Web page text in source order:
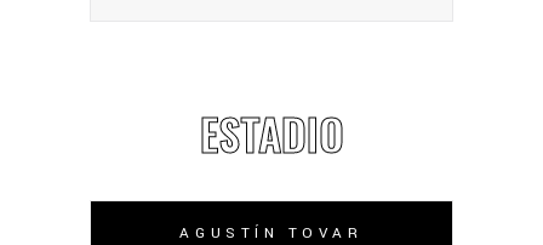
ESTADIO
AGUSTÍN TOVAR